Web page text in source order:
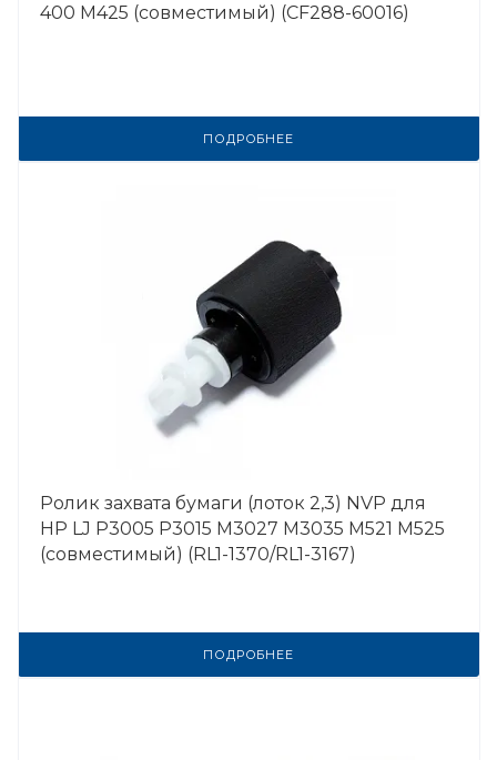
400 M425 (совместимый) (CF288-60016)
ПОДРОБНЕЕ
Ролик захвата бумаги (лоток 2,3) NVP для
HP LJ P3005 P3015 M3027 M3035 M521 M525
(совместимый) (RL1-1370/RL1-3167)
ПОДРОБНЕЕ